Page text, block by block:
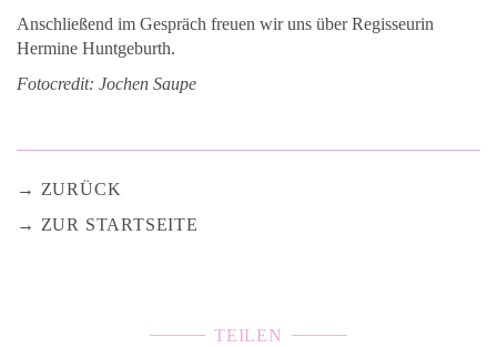
Anschließend im Gespräch freuen wir uns über Regisseurin
Hermine Huntgeburth.
Fotocredit: Jochen Saupe
ZURÜCK
ZUR STARTSEITE
TEILEN